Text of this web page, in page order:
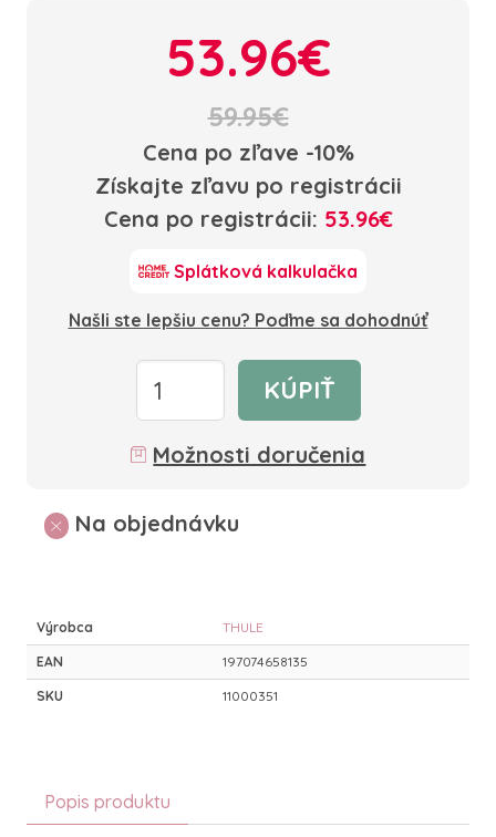
53.96€
59.95€
Cena po zľave -10%
Získajte zľavu po registrácii
Cena po registrácii: 53.96€
Splátková kalkulačka
Našli ste lepšiu cenu? Poďme sa dohodnúť
KÚPIŤ
Možnosti doručenia
Na objednávku
Výrobca THULE
EAN 197074658135
SKU 11000351
Popis produktu